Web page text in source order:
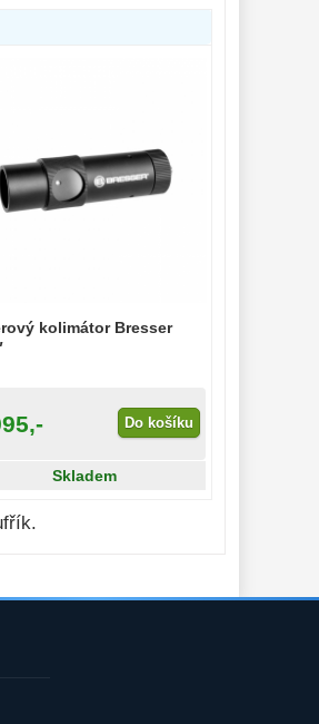
kolimátor Bresser
Do košíku
Skladem